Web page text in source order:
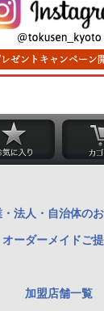
法人・自治体の
オーダーメイドご
加盟店舗一覧